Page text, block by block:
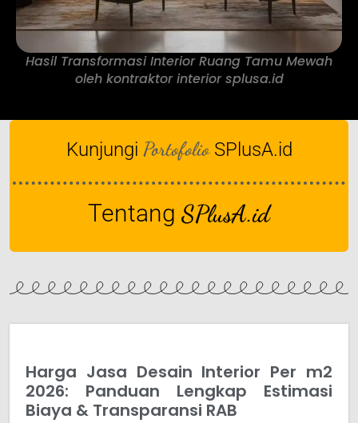
Hasil Transformasi Interior Ruang Tamu Mewah
oleh kontraktor interior splusa.id
Kunjungi Portofolio SPlusA.id
Tentang SPlusA.id
Harga Jasa Desain Interior Per m2
2026: Panduan Lengkap Estimasi
Biaya & Transparansi RAB